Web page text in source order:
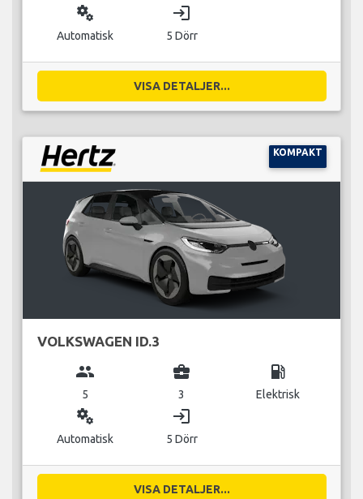
miscellaneous_services
Automatisk
login
5 Dörr
VISA DETALJER...
KOMPAKT
VOLKSWAGEN ID.3
group
5
business_center
3
local_gas_station
Elektrisk
miscellaneous_services
Automatisk
login
5 Dörr
VISA DETALJER...